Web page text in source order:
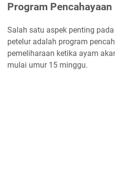
Program Pencahayaan
Salah satu aspek penting
petelur adalah program
pemeliharaan ketika ayam
mulai umur 15 minggu.